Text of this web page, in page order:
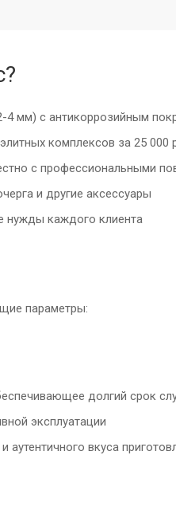
4 мм) с антикоррозийным
комплексов за 25 000
с профессиональными
и другие аксессуары
нужды каждого клиента
параметры:
долгий срок
эксплуатации
аутентичного вкуса